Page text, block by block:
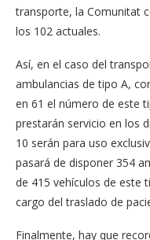
transporte, la Comunitat
los 102 actuales.
Así, en el caso del
ambulancias de tipo A,
en 61 el número de este
prestarán servicio en los
10 serán para uso
pasará de disponer 354
de 415 vehículos de este
cargo del traslado de
Finalmente, hay que